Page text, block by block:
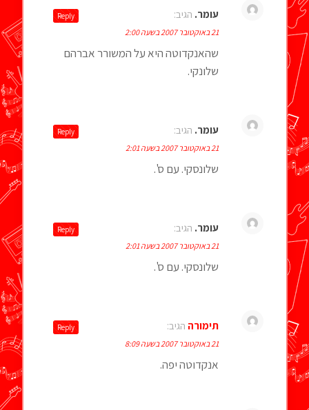
עומר. הגיב:
21 באוקטובר 2007 בשעה 2:00
שהאנקדוטה היא על המשורר אברהם
שלונקי.
Reply
עומר. הגיב:
21 באוקטובר 2007 בשעה 2:01
שלונסקי. עם ס'.
Reply
עומר. הגיב:
21 באוקטובר 2007 בשעה 2:01
שלונסקי. עם ס'.
Reply
תימורה הגיב:
21 באוקטובר 2007 בשעה 8:09
אנקדוטה יפה.
Reply